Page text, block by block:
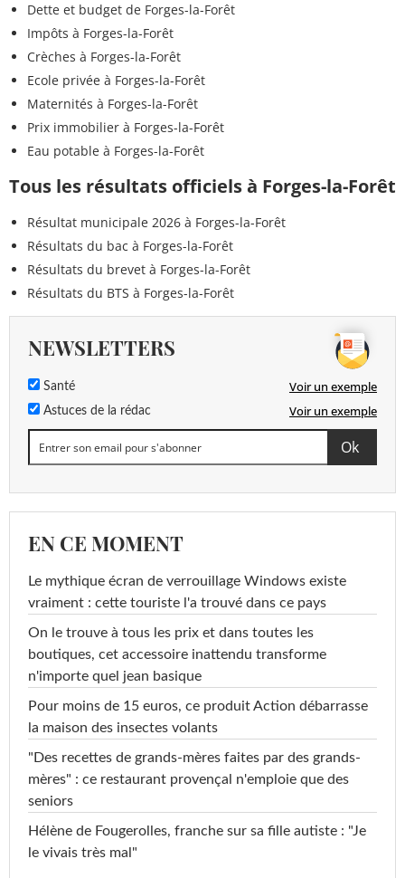
Dette et budget de Forges-la-Forêt
Impôts à Forges-la-Forêt
Crèches à Forges-la-Forêt
Ecole privée à Forges-la-Forêt
Maternités à Forges-la-Forêt
Prix immobilier à Forges-la-Forêt
Eau potable à Forges-la-Forêt
Tous les résultats officiels à Forges-la-Forêt
Résultat municipale 2026 à Forges-la-Forêt
Résultats du bac à Forges-la-Forêt
Résultats du brevet à Forges-la-Forêt
Résultats du BTS à Forges-la-Forêt
NEWSLETTERS
Santé Voir un exemple
Astuces de la rédac Voir un exemple
EN CE MOMENT
Le mythique écran de verrouillage Windows existe
vraiment : cette touriste l'a trouvé dans ce pays
On le trouve à tous les prix et dans toutes les
boutiques, cet accessoire inattendu transforme
n'importe quel jean basique
Pour moins de 15 euros, ce produit Action débarrasse
la maison des insectes volants
"Des recettes de grands-mères faites par des grands-
mères" : ce restaurant provençal n'emploie que des
seniors
Hélène de Fougerolles, franche sur sa fille autiste : "Je
le vivais très mal"